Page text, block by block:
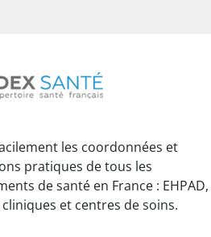
les coordonnées et
pratiques de tous les
de santé en France : EHPAD,
et centres de soins.